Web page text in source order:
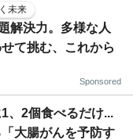
未来
解決力。多様な人
て挑む、これから
Sponsored
、2個食べるだけ...
大腸がんを予防す